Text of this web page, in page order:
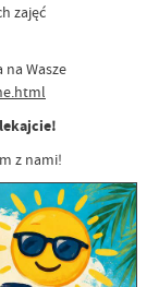
zajęć
Wasze
z nami!